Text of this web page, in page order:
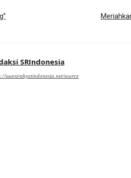
SRIndonesia
suararakyatindonesia.net/source